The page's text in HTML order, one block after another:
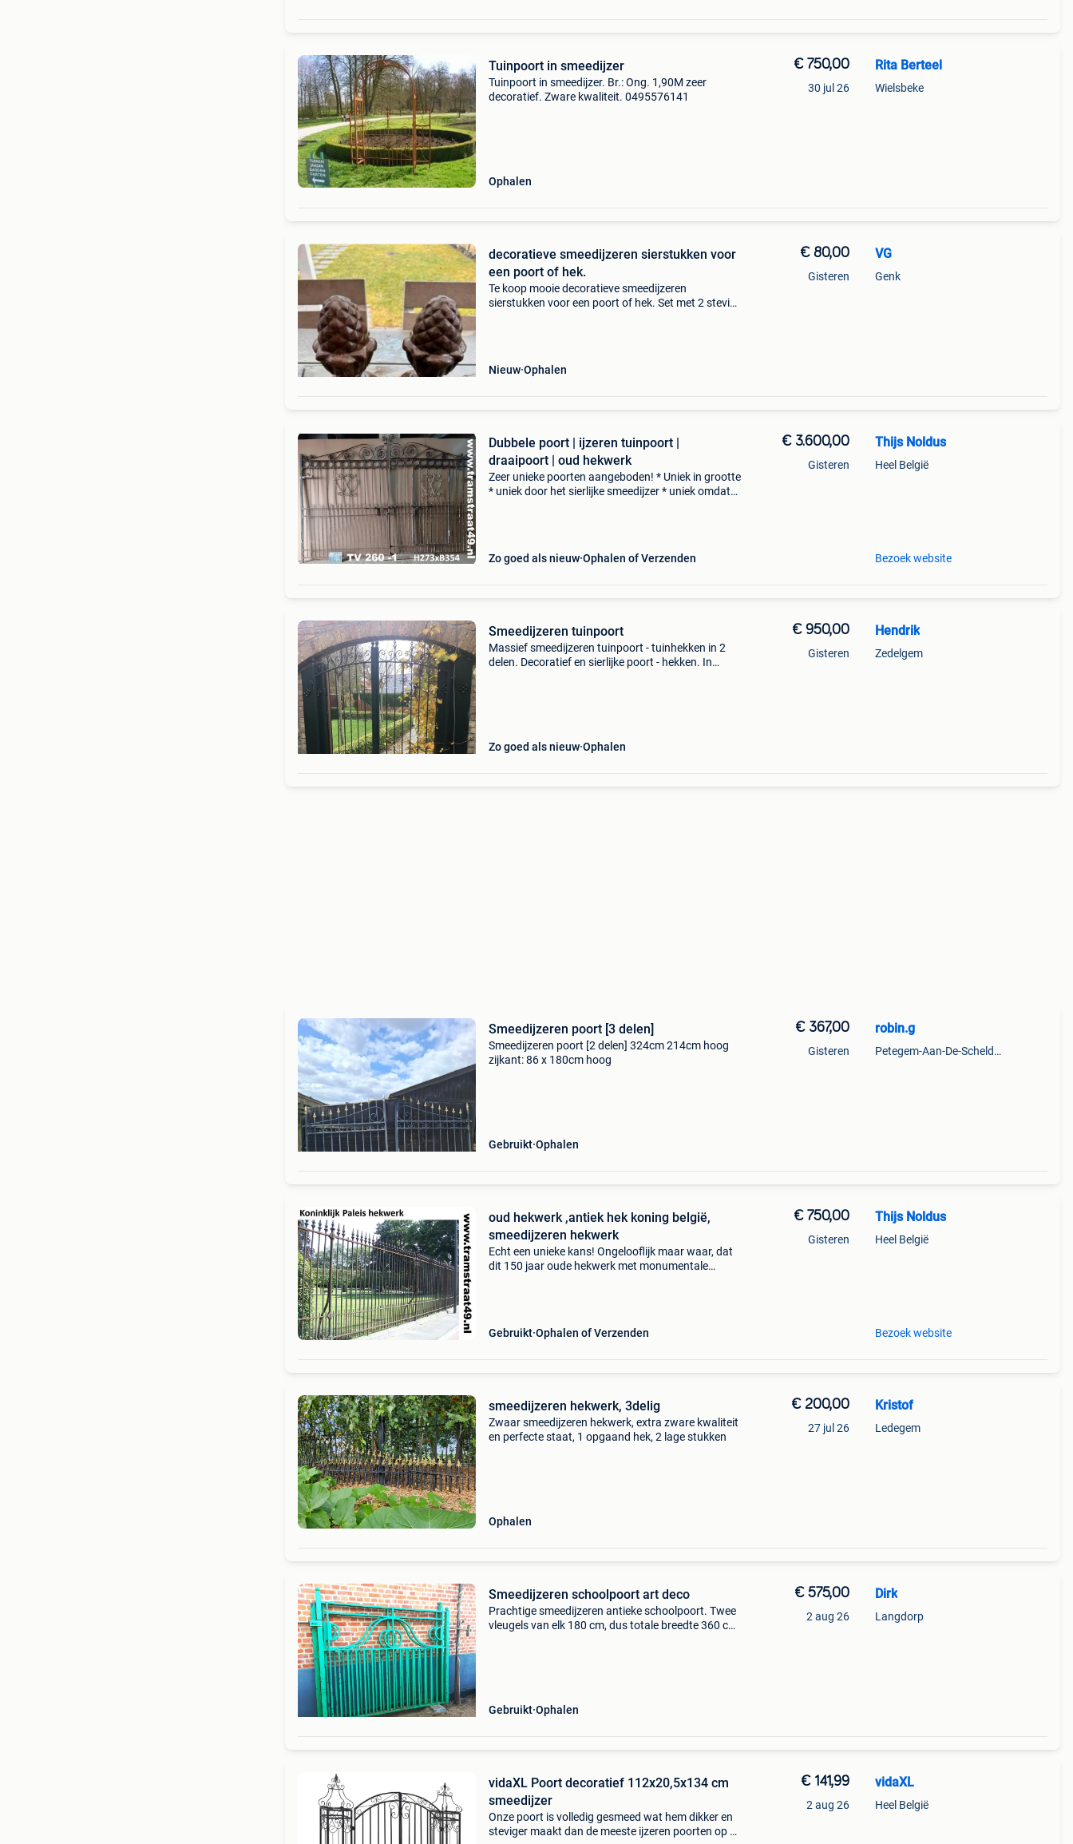
Tuinpoort in smeedijzer
Tuinpoort in smeedijzer. Br.: Ong. 1,90M zeer
decoratief. Zware kwaliteit. 0495576141
Ophalen
€ 750,00
30 jul 26
Rita Berteel
Wielsbeke
decoratieve smeedijzeren sierstukken voor
een poort of hek.
Te koop mooie decoratieve smeedijzeren
sierstukken voor een poort of hek. Set met 2 stevige
Nieuw Ophalen
€ 80,00
Gisteren
VG
Genk
Dubbele poort | ijzeren tuinpoort |
draaipoort | oud hekwerk
Zeer unieke poorten aangeboden! * Uniek in grootte
* uniek door het sierlijke smeedijzer * uniek omdat
Zo goed als nieuw Ophalen of Verzenden
€ 3.600,00
Gisteren
Thijs Noldus
Heel België
Bezoek website
Smeedijzeren tuinpoort
Massief smeedijzeren tuinpoort - tuinhekken in 2
delen. Decoratief en sierlijke poort - hekken. In
Zo goed als nieuw Ophalen
€ 950,00
Gisteren
Hendrik
Zedelgem
Smeedijzeren poort [3 delen]
Smeedijzeren poort [2 delen] 324cm 214cm hoog
zijkant: 86 x 180cm hoog
Gebruikt Ophalen
€ 367,00
Gisteren
robin.g
Petegem-Aan-De-Schelde + Deel Van Oudenaarde
oud hekwerk ,antiek hek koning belgië,
smeedijzeren hekwerk
Echt een unieke kans! Ongelooflijk maar waar, dat
dit 150 jaar oude hekwerk met monumentale
Gebruikt Ophalen of Verzenden
€ 750,00
Gisteren
Thijs Noldus
Heel België
Bezoek website
smeedijzeren hekwerk, 3delig
Zwaar smeedijzeren hekwerk, extra zware kwaliteit
en perfecte staat, 1 opgaand hek, 2 lage stukken
Ophalen
€ 200,00
27 jul 26
Kristof
Ledegem
Smeedijzeren schoolpoort art deco
Prachtige smeedijzeren antieke schoolpoort. Twee
vleugels van elk 180 cm, dus totale breedte 360 cm
Gebruikt Ophalen
€ 575,00
2 aug 26
Dirk
Langdorp
vidaXL Poort decoratief 112x20,5x134 cm
smeedijzer
Onze poort is volledig gesmeed wat hem dikker en
steviger maakt dan de meeste ijzeren poorten op de
€ 141,99
2 aug 26
vidaXL
Heel België